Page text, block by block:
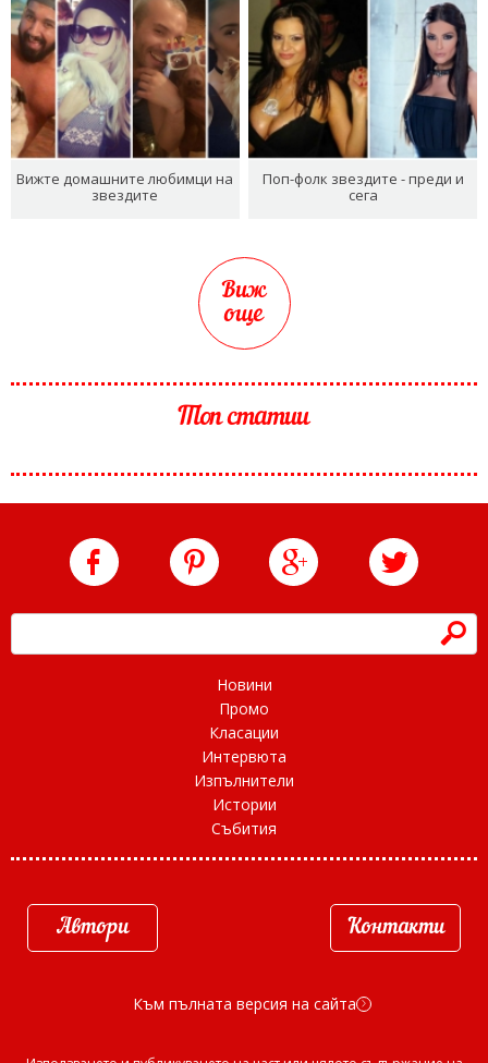
Вижте домашните любимци на
звездите
Поп-фолк звездите - преди и
сега
Виж
още
Топ статии
h
Новини
Промо
Класации
Интервюта
Изпълнители
Истории
Събития
Автори Контакти
Към пълната версия на сайта d